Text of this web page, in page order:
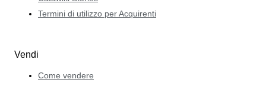
Termini di utilizzo per Acquirenti
Vendi
Come vendere